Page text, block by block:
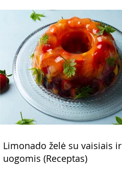
Limonado želė su vaisiais ir
uogomis (Receptas)